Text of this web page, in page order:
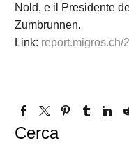
Nold, e il Presidente
Zumbrunnen.
Link: report.migros.ch/
Cerca